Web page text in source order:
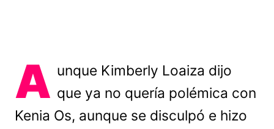
A unque Kimberly Loaiza dijo
que ya no quería polémica con
Kenia Os, aunque se disculpó e hizo